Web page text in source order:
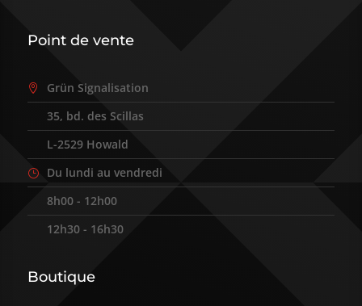
Point de vente
 Grün Signalisation
35, bd. des Scillas
L-2529 Howald
} Du lundi au vendredi
8h00 - 12h00
12h30 - 16h30
Boutique